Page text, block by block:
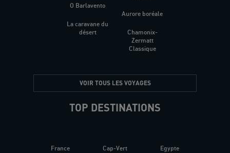
O Barlavento
La caravane du
désert
Aurore boréale
Chamonix-
Zermatt
Classique
VOIR TOUS LES VOYAGES
TOP DESTINATIONS
France Cap-Vert Egypte